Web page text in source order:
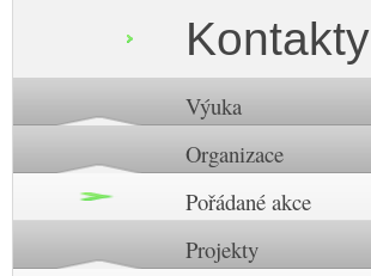
Kontakty
Výuka
Organizace
Pořádané akce
Projekty